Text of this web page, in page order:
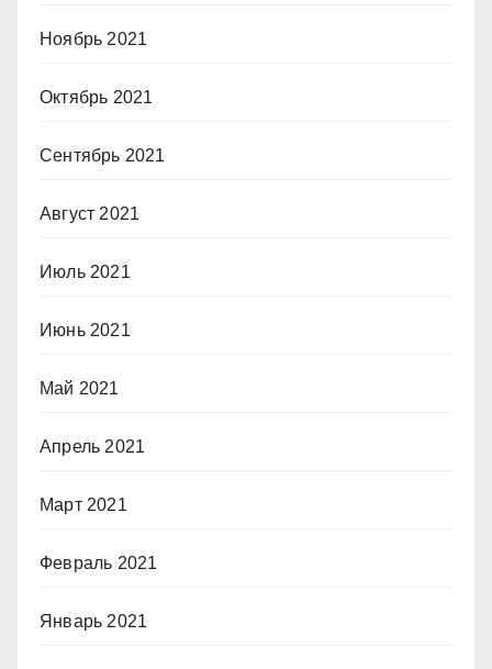
Ноябрь 2021
Октябрь 2021
Сентябрь 2021
Август 2021
Июль 2021
Июнь 2021
Май 2021
Апрель 2021
Март 2021
Февраль 2021
Январь 2021